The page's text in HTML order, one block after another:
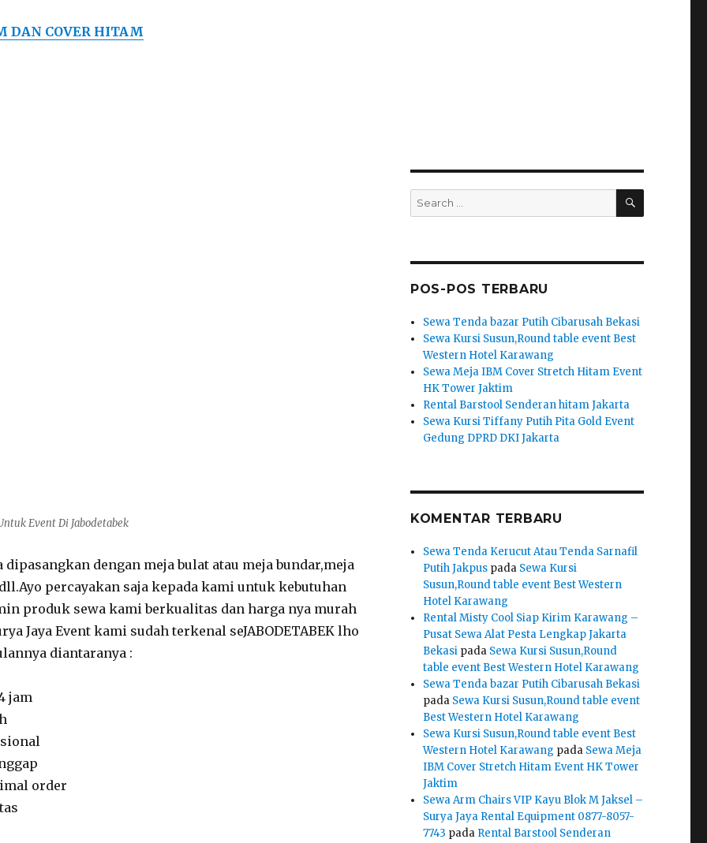
DAN COVER HITAM
Event Di Jabodetabek
dengan meja bulat atau meja bundar,meja
percayakan saja kepada kami untuk kebutuhan
produk sewa kami berkualitas dan harga nya murah
Jaya Event kami sudah terkenal seJABODETABEK lho
diantaranya :
jam
order
Search
for:
SEARCH
POS-POS TERBARU
Sewa Tenda bazar Putih Cibarusah Bekasi
Sewa Kursi Susun,Round table event Best
Western Hotel Karawang
Sewa Meja IBM Cover Stretch Hitam Event
HK Tower Jaktim
Rental Barstool Senderan hitam Jakarta
Sewa Kursi Tiffany Putih Pita Gold Event
Gedung DPRD DKI Jakarta
KOMENTAR TERBARU
Sewa Tenda Kerucut Atau Tenda Sarnafil
Putih Jakpus pada Sewa Kursi
Susun,Round table event Best Western
Hotel Karawang
Rental Misty Cool Siap Kirim Karawang –
Pusat Sewa Alat Pesta Lengkap Jakarta
Bekasi pada Sewa Kursi Susun,Round
table event Best Western Hotel Karawang
Sewa Tenda bazar Putih Cibarusah Bekasi
pada Sewa Kursi Susun,Round table event
Best Western Hotel Karawang
Sewa Kursi Susun,Round table event Best
Western Hotel Karawang pada Sewa Meja
IBM Cover Stretch Hitam Event HK Tower
Jaktim
Sewa Arm Chairs VIP Kayu Blok M Jaksel –
Surya Jaya Rental Equipment 0877-8057-
7743 pada Rental Barstool Senderan